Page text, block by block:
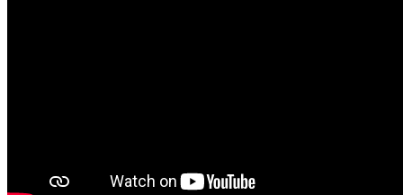
Pasul 1: Te informezi Pasul 2: Actionezi si obtii rezultate